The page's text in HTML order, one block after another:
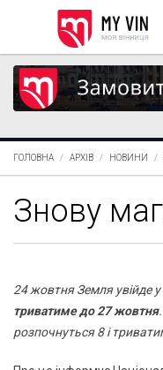
ГОЛОВНА АРХІВ НОВИНИ
Знову
24 жовтня Земля увійде у
триватиме до 27 жовтня
розпочнуться 8 і